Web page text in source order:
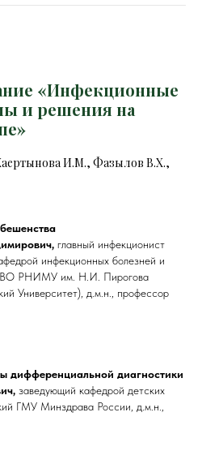
«Инфекционные
и решения на
И.М., Фазылов В.Х.,
главный инфекционист
инфекционных болезней и
РНИМУ им. Н.И. Пирогова
Университет), д.м.н., профессор
дифференциальной диагностики
заведующий кафедрой детских
ГМУ Минздрава России, д.м.н.,